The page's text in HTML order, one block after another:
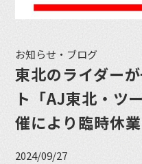
お知らせ・ブログ
東北のライダー
ト「AJ東北・ツ
催により臨時休業
2024/09/27